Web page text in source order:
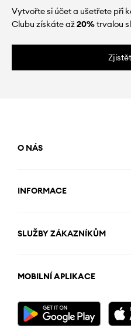
Vytvořte si účet a ušetřete při
Clubu získáte až20%trvalou
O NÁS
INFORMACE
SLUŽBY ZÁKAZNÍKŮM
MOBILNÍ APLIKACE